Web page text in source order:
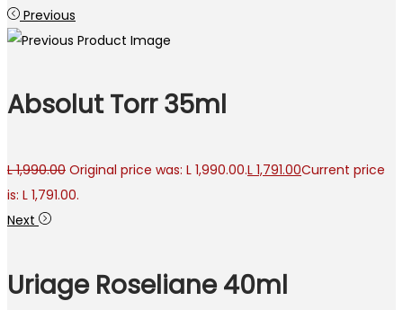
Previous
Absolut Torr 35ml
L1,990.00 Original price was: L 1,990.00.L 1,791.00Current price
is: L 1,791.00.
Next
Uriage Roseliane 40ml